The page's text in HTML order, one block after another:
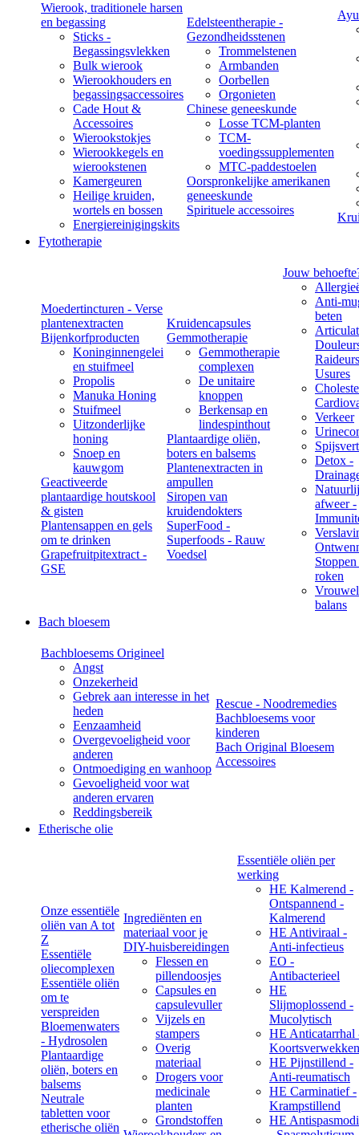
Wierook, traditionele harsen
en begassing
Sticks -
Begassingsvlekken
Bulk wierook
Wierookhouders en
begassingsaccessoires
Cade Hout &
Accessoires
Wierookstokjes
Wierookkegels en
wierookstenen
Kamergeuren
Heilige kruiden,
wortels en bossen
Energiereinigingskits
Edelsteentherapie -
Gezondheidsstenen
Trommelstenen
Armbanden
Oorbellen
Orgonieten
Chinese geneeskunde
Losse TCM-planten
TCM-
voedingssupplementen
MTC-paddestoelen
Oorspronkelijke amerikanen
geneeskunde
Spirituele accessoires
Fytotherapie
Moedertincturen - Verse
plantenextracten
Bijenkorfproducten
Koninginnengelei
en stuifmeel
Propolis
Manuka Honing
Stuifmeel
Uitzonderlijke
honing
Snoep en
kauwgom
Geactiveerde
plantaardige houtskool
& gisten
Plantensappen en gels
om te drinken
Grapefruitpitextract -
GSE
Kruidencapsules
Gemmotherapie
Gemmotherapie
complexen
De unitaire
knoppen
Berkensap en
lindespinthout
Plantaardige oliën,
boters en balsems
Plantenextracten in
ampullen
Siropen van
kruidendokters
SuperFood -
Superfoods - Rauw
Voedsel
Jouw
Anti-
beten
Usures
Verkeer
Detox -
afweer -
roken
balans
Bach bloesem
Bachbloesems Origineel
Angst
Onzekerheid
Gebrek aan interesse in het
heden
Eenzaamheid
Overgevoeligheid voor
anderen
Ontmoediging en wanhoop
Gevoeligheid voor wat
anderen ervaren
Reddingsbereik
Rescue - Noodremedies
Bachbloesems voor
kinderen
Bach Original Bloesem
Accessoires
Etherische olie
Onze essentiële
oliën van A tot
Z
Essentiële
oliecomplexen
Essentiële oliën
om te
verspreiden
Bloemenwaters
- Hydrosolen
Plantaardige
oliën, boters en
balsems
Neutrale
tabletten voor
etherische oliën
Ingrediënten en
materiaal voor je
DIY-huisbereidingen
Flessen en
pillendoosjes
Capsules en
capsulevuller
Vijzels en
stampers
Overig
materiaal
Drogers voor
medicinale
planten
Grondstoffen
Essentiële oliën per
werking
HE Kalmerend -
Ontspannend -
Kalmerend
HE Antiviraal -
Anti-infectieus
EO -
Antibacterieel
HE
Slijmoplossend -
Mucolytisch
HE Anticatarrhal
HE Pijnstillend -
Anti-reumatisch
HE Carminatief -
Krampstillend
HE